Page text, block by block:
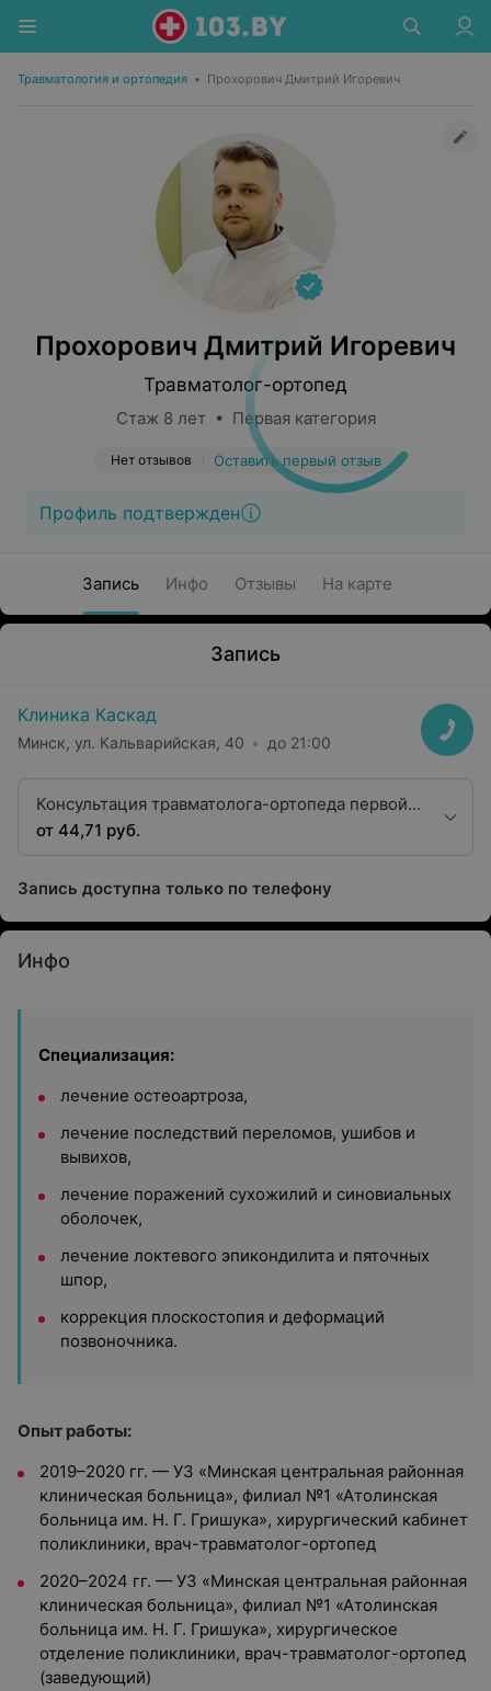
Травматология и ортопедия • Прохорович Дмитрий Игоревич
Прохорович Дмитрий Игоревич
Травматолог-ортопед
Стаж 8 лет • Первая категория
Нет отзывов Оставить первый отзыв
Профиль подтвержден
Запись Инфо Отзывы На карте
Запись
Клиника Каскад
Минск, ул. Кальварийская, 40 до 21:00
Консультация травматолога-ортопеда первой
квалификационной категории
от 44,71 руб.
Запись доступна только по телефону
Инфо
Специализация:
лечение остеоартроза,
лечение последствий переломов, ушибов и
вывихов,
лечение поражений сухожилий и синовиальных
оболочек,
лечение локтевого эпикондилита и пяточных
шпор,
коррекция плоскостопия и деформаций
позвоночника.
Опыт работы:
2019–2020 гг. — УЗ «Минская центральная районная
клиническая больница», филиал №1 «Атолинская
больница им. Н. Г. Гришука», хирургический кабинет
поликлиники, врач-травматолог-ортопед
2020–2024 гг. — УЗ «Минская центральная районная
клиническая больница», филиал №1 «Атолинская
больница им. Н. Г. Гришука», хирургическое
отделение поликлиники, врач-травматолог-ортопед
(заведующий)